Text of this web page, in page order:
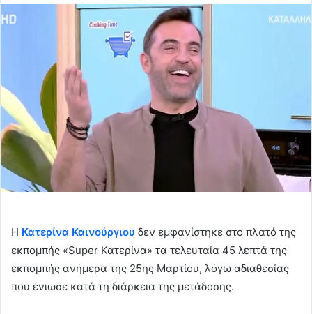
Η Κατερίνα Καινούργιου δεν εμφανίστηκε στο πλατό της
εκπομπής «Super Κατερίνα» τα τελευταία 45 λεπτά της
εκπομπής ανήμερα της 25ης Μαρτίου, λόγω αδιαθεσίας
που ένιωσε κατά τη διάρκεια της μετάδοσης.